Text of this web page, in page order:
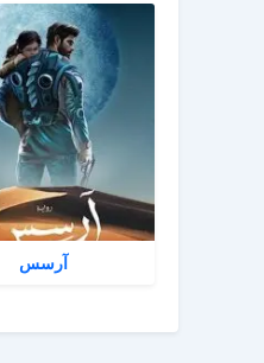
آرسس